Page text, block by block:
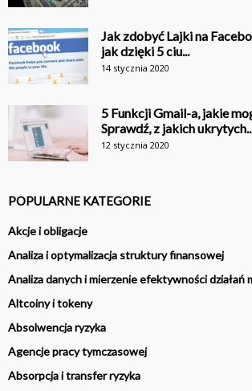
Jak zdobyć Lajki na
jak dzięki 5 ciu...
14 stycznia 2020
5 Funkcji Gmail-a, jakie
Sprawdź, z jakich
12 stycznia 2020
POPULARNE KATEGORIE
Akcje i obligacje
Analiza i optymalizacja struktury finansowej
Analiza danych i mierzenie efektywności działań
Altcoiny i tokeny
Absolwencja ryzyka
Agencje pracy tymczasowej
Absorpcja i transfer ryzyka